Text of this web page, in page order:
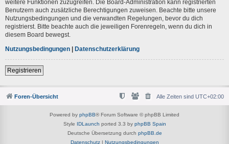
weitere Funktionen zuzugreifen. Die Board-Administration kann registrierten
Benutzern auch zusätzliche Berechtigungen zuweisen. Beachte bitte unsere
Nutzungsbedingungen und die verwandten Regelungen, bevor du dich
registrierst. Bitte beachte auch die jeweiligen Forenregeln, wenn du dich in
diesem Board bewegst.
Nutzungsbedingungen | Datenschutzerklärung
Registrieren
Foren-Übersicht Alle Zeiten sind UTC+02:00
Powered by phpBB® Forum Software © phpBB Limited
Style IDLaunch ported 3.3 by phpBB Spain
Deutsche Übersetzung durch phpBB.de
Datenschutz| Nutzungsbedingungen